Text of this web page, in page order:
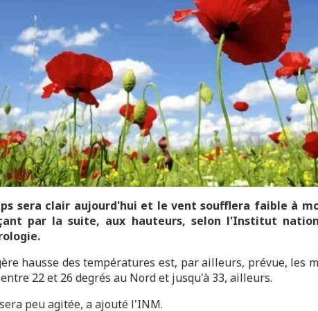
sera clair aujourd'hui et le vent soufflera faible à
par la suite, aux hauteurs, selon l'Institut
hausse des températures est, par ailleurs, prévue, les
22 et 26 degrés au Nord et jusqu'à 33, ailleurs.
peu agitée, a ajouté l'INM.